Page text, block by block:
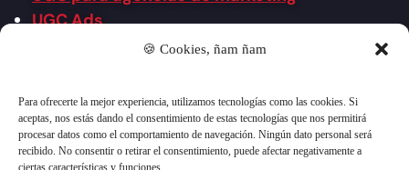
🍪 Cookies, ñam ñam
Para ofrecerte la mejor experiencia, utilizamos tecnologías como las cookies. Si
aceptas, nos estás dando el consentimiento de estas tecnologías que nos permitirá
procesar datos como el comportamiento de navegación. Ningún dato personal será
recibido. No consentir o retirar el consentimiento, puede afectar negativamente a
ciertas características y funciones.
UGC Ads
UGC 2.0 Creativo
Agencia de redes sociales
Vídeos por industria
Vídeos por formato